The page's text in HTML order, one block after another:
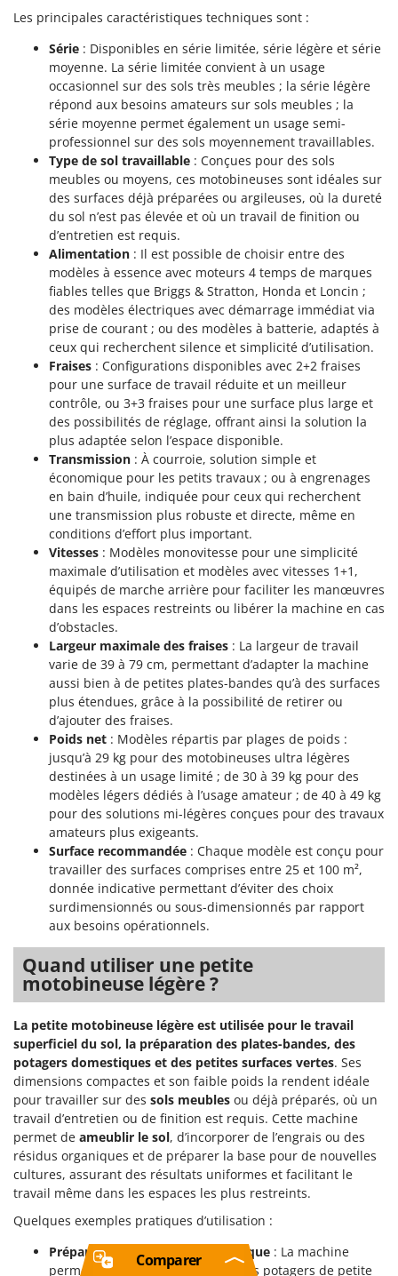
Les principales caractéristiques techniques sont :
Série : Disponibles en série limitée, série légère et série
moyenne. La série limitée convient à un usage
occasionnel sur des sols très meubles ; la série légère
répond aux besoins amateurs sur sols meubles ; la
série moyenne permet également un usage semi-
professionnel sur des sols moyennement travaillables.
Type de sol travaillable : Conçues pour des sols
meubles ou moyens, ces motobineuses sont idéales sur
des surfaces déjà préparées ou argileuses, où la dureté
du sol n’est pas élevée et où un travail de finition ou
d’entretien est requis.
Alimentation : Il est possible de choisir entre des
modèles à essence avec moteurs 4 temps de marques
fiables telles que Briggs & Stratton, Honda et Loncin ;
des modèles électriques avec démarrage immédiat via
prise de courant ; ou des modèles à batterie, adaptés à
ceux qui recherchent silence et simplicité d’utilisation.
Fraises : Configurations disponibles avec 2+2 fraises
pour une surface de travail réduite et un meilleur
contrôle, ou 3+3 fraises pour une surface plus large et
des possibilités de réglage, offrant ainsi la solution la
plus adaptée selon l’espace disponible.
Transmission : À courroie, solution simple et
économique pour les petits travaux ; ou à engrenages
en bain d’huile, indiquée pour ceux qui recherchent
une transmission plus robuste et directe, même en
conditions d’effort plus important.
Vitesses : Modèles monovitesse pour une simplicité
maximale d’utilisation et modèles avec vitesses 1+1,
équipés de marche arrière pour faciliter les manœuvres
dans les espaces restreints ou libérer la machine en cas
d’obstacles.
Largeur maximale des fraises : La largeur de travail
varie de 39 à 79 cm, permettant d’adapter la machine
aussi bien à de petites plates-bandes qu’à des surfaces
plus étendues, grâce à la possibilité de retirer ou
d’ajouter des fraises.
Poids net : Modèles répartis par plages de poids :
jusqu’à 29 kg pour des motobineuses ultra légères
destinées à un usage limité ; de 30 à 39 kg pour des
modèles légers dédiés à l’usage amateur ; de 40 à 49 kg
pour des solutions mi-légères conçues pour des travaux
amateurs plus exigeants.
Surface recommandée : Chaque modèle est conçu pour
travailler des surfaces comprises entre 25 et 100 m²,
donnée indicative permettant d’éviter des choix
surdimensionnés ou sous-dimensionnés par rapport
aux besoins opérationnels.
Quand utiliser une petite
motobineuse légère ?
La petite motobineuse légère est utilisée pour le travail
superficiel du sol, la préparation des plates-bandes, des
potagers domestiques et des petites surfaces vertes. Ses
dimensions compactes et son faible poids la rendent idéale
pour travailler sur des sols meubles ou déjà préparés, où un
travail d’entretien ou de finition est requis. Cette machine
permet de ameublir le sol, d’incorporer de l’engrais ou des
résidus organiques et de préparer la base pour de nouvelles
cultures, assurant des résultats uniformes et facilitant le
travail même dans les espaces les plus restreints.
Quelques exemples pratiques d’utilisation :
Préparation du potager domestique : La machine
permet de travailler facilement des potagers de petite
Comparer